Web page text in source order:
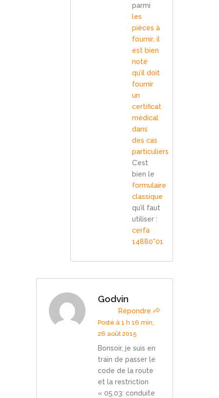
parmi
les
pièces à
fournir, il
est bien
noté
qu’il doit
fournir
un
certificat
médical
dans
des cas
particuliers
C’est
bien le
formulaire
classique
qu’il faut
utiliser :
cerfa
14880*01
Godvin
Répondre
Posté à 1 h 16 min,
26 août 2015
Bonsoir, je suis en
train de passer le
code de la route
et la restriction
« 05.03: conduite